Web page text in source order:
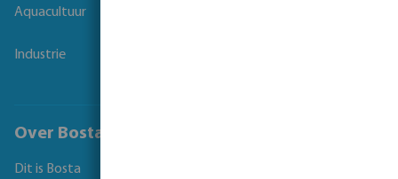
Aquacultuur
Industrie
Over Bosta
Dit is Bosta